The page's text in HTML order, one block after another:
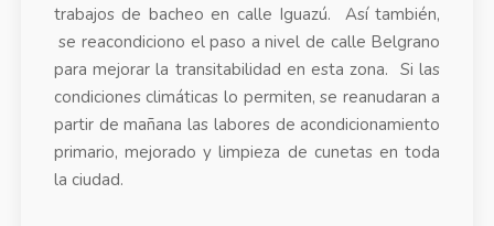
trabajos de bacheo en calle Iguazú. Así también,
se reacondiciono el paso a nivel de calle Belgrano
para mejorar la transitabilidad en esta zona. Si las
condiciones climáticas lo permiten, se reanudaran a
partir de mañana las labores de acondicionamiento
primario, mejorado y limpieza de cunetas en toda
la ciudad.